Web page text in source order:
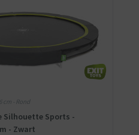
cm - Rond
Silhouette Sports -
- Zwart